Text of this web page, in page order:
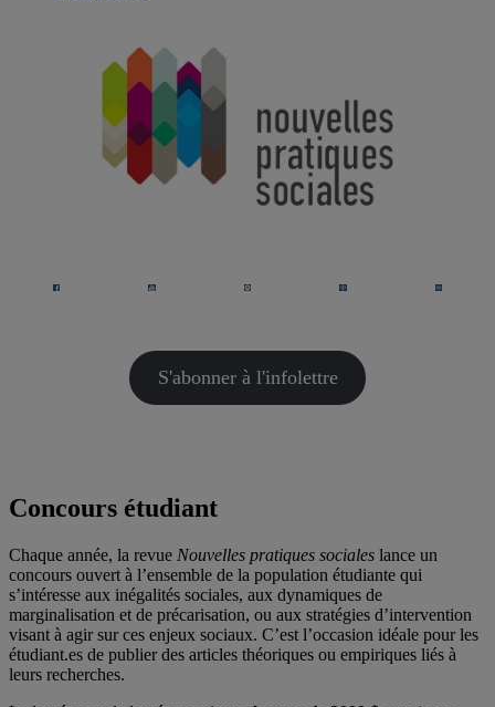
S'abonner à l'infolettre
Concours étudiant
Chaque année, la revue Nouvelles pratiques sociales lance un
concours ouvert à l’ensemble de la population étudiante qui
s’intéresse aux inégalités sociales, aux dynamiques de
marginalisation et de précarisation, ou aux stratégies d’intervention
visant à agir sur ces enjeux sociaux. C’est l’occasion idéale pour les
étudiant.es de publier des articles théoriques ou empiriques liés à
leurs recherches.